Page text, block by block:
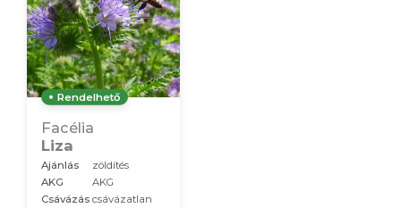
Rendelhető
Facélia
Liza
Ajánlás
zöldítés
AKG
AKG
Csávázás csávázatlan